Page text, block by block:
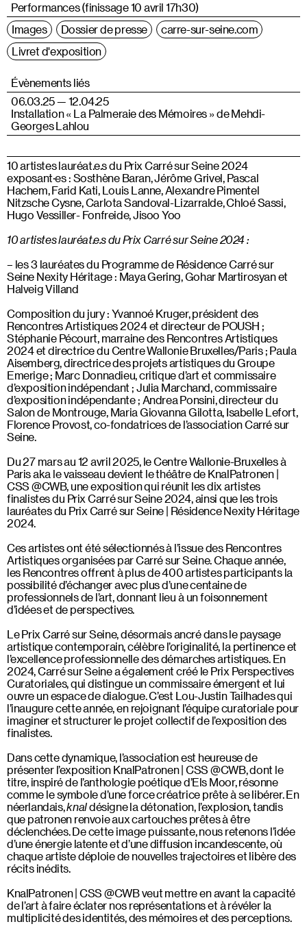
Performances (finissage 10 avril 17h30)
Images
Dossier de presse
carre-sur-seine.com
Livret d'exposition
Évènements liés
06.03.25 — 12.04.25
Installation « La Palmeraie des Mémoires » de Mehdi-
Georges Lahlou
10 artistes lauréat.e.s du Prix Carré sur Seine 2024
exposant·es : Sosthène Baran, Jérôme Grivel, Pascal
Hachem, Farid Kati, Louis Lanne, Alexandre Pimentel
Nitzsche Cysne, Carlota Sandoval-Lizarralde, Chloé Sassi,
Hugo Vessiller- Fonfreide, Jisoo Yoo
10 artistes lauréat.e.s du Prix Carré sur Seine 2024 :
les 3 lauréates du Programme de Résidence Carré sur
Seine Nexity Héritage : Maya Gering, Gohar Martirosyan et
Halveig Villand
Composition du jury : Yvannoé Kruger, président des
Rencontres Artistiques 2024 et directeur de POUSH ;
Stéphanie Pécourt, marraine des Rencontres Artistiques
2024 et directrice du Centre Wallonie Bruxelles/Paris ; Paula
Aisemberg, directrice des projets artistiques du Groupe
Emerige ; Marc Donnadieu, critique d’art et commissaire
d’exposition indépendant ; Julia Marchand, commissaire
d’exposition indépendante ; Andrea Ponsini, directeur du
Salon de Montrouge, Maria Giovanna Gilotta, Isabelle Lefort,
Florence Provost, co-fondatrices de l’association Carré sur
Seine.
Du 27 mars au 12 avril 2025, le Centre Wallonie-Bruxelles à
Paris aka le vaisseau devient le théâtre de KnalPatronen |
CSS @CWB, une exposition qui réunit les dix artistes
finalistes du Prix Carré sur Seine 2024, ainsi que les trois
lauréates du Prix Carré sur Seine | Résidence Nexity Héritage
2024.
Ces artistes ont été sélectionnés à l’issue des Rencontres
Artistiques organisées par Carré sur Seine. Chaque année,
les Rencontres offrent à plus de 400 artistes participants la
possibilité d’échanger avec plus d’une centaine de
professionnels de l’art, donnant lieu à un foisonnement
d’idées et de perspectives.
Le Prix Carré sur Seine, désormais ancré dans le paysage
artistique contemporain, célèbre l’originalité, la pertinence et
l’excellence professionnelle des démarches artistiques. En
2024, Carré sur Seine a également créé le Prix Perspectives
Curatoriales, qui distingue un commissaire émergent et lui
ouvre un espace de dialogue. C’est Lou-Justin Tailhades qui
l’inaugure cette année, en rejoignant l’équipe curatoriale pour
imaginer et structurer le projet collectif de l’exposition des
finalistes.
Dans cette dynamique, l’association est heureuse de
présenter l’exposition KnalPatronen | CSS @CWB, dont le
titre, inspiré de l’anthologie poétique d’Els Moor, résonne
comme le symbole d’une force créatrice prête à se libérer. En
néerlandais,knaldésigne la détonation, l’explosion, tandis
que patronen renvoie aux cartouches prêtes à être
déclenchées. De cette image puissante, nous retenons l’idée
d’une énergie latente et d’une diffusion incandescente, où
chaque artiste déploie de nouvelles trajectoires et libère des
récits inédits.
KnalPatronen | CSS @CWB veut mettre en avant la capacité
de l’art à faire éclater nos représentations et à révéler la
multiplicité des identités, des mémoires et des perceptions.